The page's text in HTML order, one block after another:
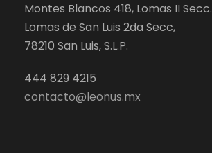
Montes Blancos 418, Lomas II Secc.
Lomas de San Luis 2da Secc,
78210 San Luis, S.L.P.
444 829 4215
contacto@leonus.mx